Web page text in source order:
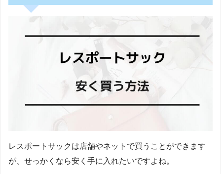
レスポートサックは店舗やネットで買うことができます
が、せっかくなら安く手に入れたいですよね。